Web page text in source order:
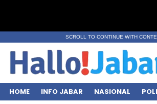
SCROLL TO CONTINUE WITH
HOME INFO JABAR NASIONAL